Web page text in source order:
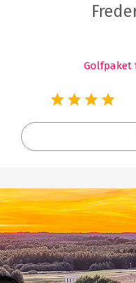
Golfpaket